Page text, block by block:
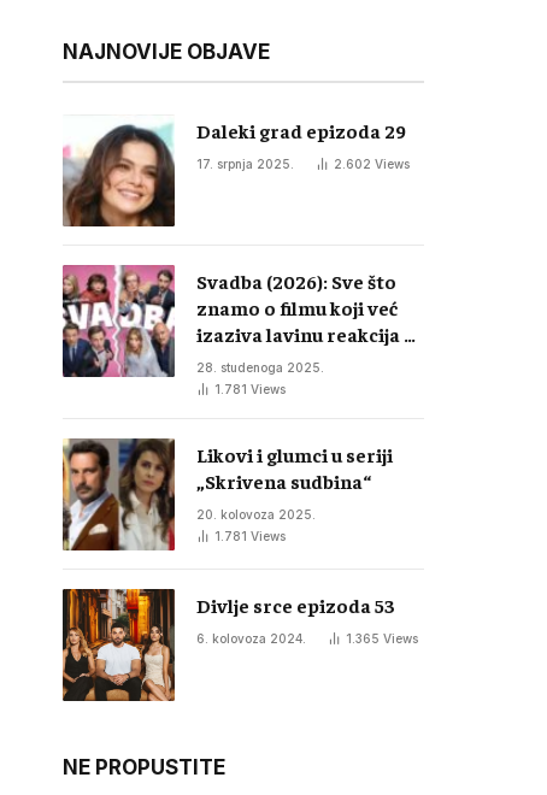
NAJNOVIJE OBJAVE
Daleki grad epizoda 29
17. srpnja 2025. 2.602 Views
Svadba (2026): Sve što
znamo o filmu koji već
izaziva lavinu reakcija u
regiji
28. studenoga 2025.
1.781 Views
Likovi i glumci u seriji
„Skrivena sudbina“
20. kolovoza 2025.
1.781 Views
Divlje srce epizoda 53
6. kolovoza 2024. 1.365 Views
NE PROPUSTITE